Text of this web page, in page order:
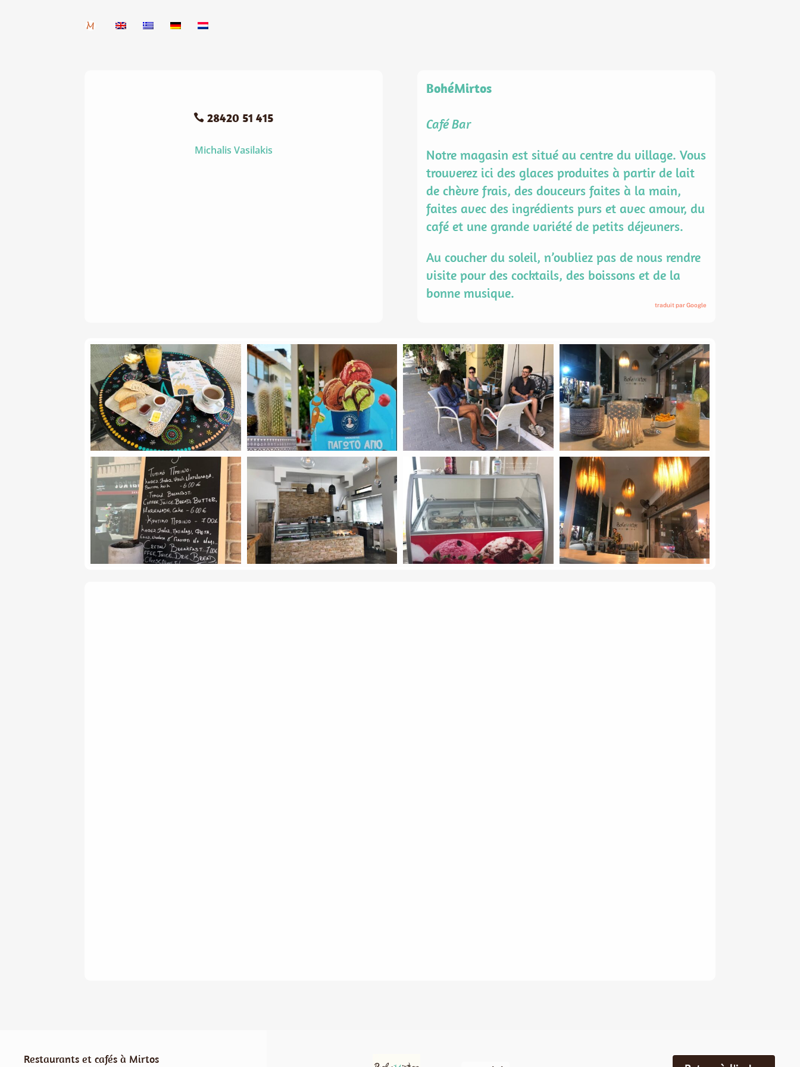
 28420 51 415
Michalis Vasilakis
BohéMirtos
Café Bar
Notre magasin est situé au centre du village. Vous
trouverez ici des glaces produites à partir de lait
de chèvre frais, des douceurs faites à la main,
faites avec des ingrédients purs et avec amour, du
café et une grande variété de petits déjeuners.
Au coucher du soleil, n’oubliez pas de nous rendre
visite pour des cocktails, des boissons et de la
bonne musique.
traduit par Google
Restaurants et cafés à Mirtos